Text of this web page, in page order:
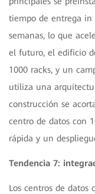
tiempo de entrega in
semanas, lo que
el futuro, el edificio
1000 racks, y un
utiliza una
construcción se
centro de datos con
rápida y un
Tendencia 7:
Los centros de datos